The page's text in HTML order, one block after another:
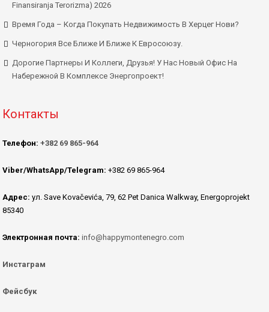
Finansiranja Terorizma) 2026
Время Года – Когда Покупать Недвижимость В Херцег Нови?
Черногория Все Ближе И Ближе К Евросоюзу.
Дорогие Партнеры И Коллеги, Друзья! У Нас Новый Офис На
Набережной В Комплексе Энергопроект!
Контакты
Телефон: +382 69 865-964
Viber/WhatsApp/Telegram: +382 69 865-964
Адрес: ул. Save Kovačevića, 79, 62 Pet Danica Walkway, Energoprojekt
85340
Электронная почта: info@happymontenegro.com
Инстаграм
Фейсбук